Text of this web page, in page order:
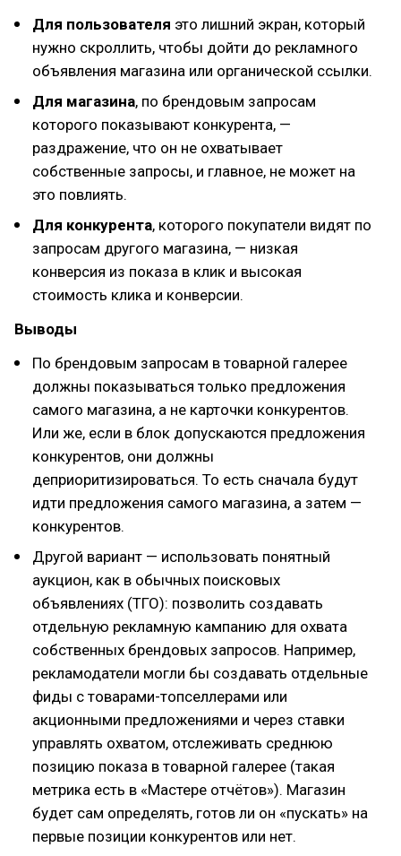
Для пользователя это лишний экран, который
нужно скроллить, чтобы дойти до рекламного
объявления магазина или органической ссылки.
Для магазина, по брендовым запросам
которого показывают конкурента, —
раздражение, что он не охватывает
собственные запросы, и главное, не может на
это повлиять.
Для конкурента, которого покупатели видят по
запросам другого магазина, — низкая
конверсия из показа в клик и высокая
стоимость клика и конверсии.
Выводы
По брендовым запросам в товарной галерее
должны показываться только предложения
самого магазина, а не карточки конкурентов.
Или же, если в блок допускаются предложения
конкурентов, они должны
деприоритизироваться. То есть сначала будут
идти предложения самого магазина, а затем —
конкурентов.
Другой вариант — использовать понятный
аукцион, как в обычных поисковых
объявлениях (ТГО): позволить создавать
отдельную рекламную кампанию для охвата
собственных брендовых запросов. Например,
рекламодатели могли бы создавать отдельные
фиды с товарами-топселлерами или
акционными предложениями и через ставки
управлять охватом, отслеживать среднюю
позицию показа в товарной галерее (такая
метрика есть в «Мастере отчётов»). Магазин
будет сам определять, готов ли он «пускать» на
первые позиции конкурентов или нет.